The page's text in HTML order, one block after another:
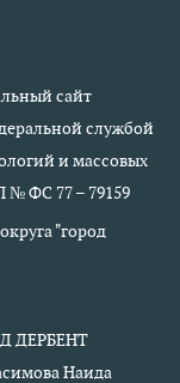
сайт
службой
и массовых
№ ФС 77 – 79159
"город
ДЕРБЕНТ
Наида